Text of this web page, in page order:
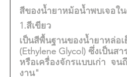
สีของน้ำยาหม้อน้ำพบเจอใ
1.สีเขียว
เป็นสีพื้นฐานของน้ำยาหล่อ
(Ethylene Glycol) ซึ่งเป็น
หรือเครื่องจักรแบบเก่า  จ
งาน"